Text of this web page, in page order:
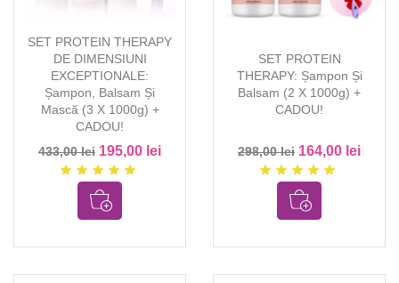
SET PROTEIN THERAPY
DE DIMENSIUNI
EXCEPTIONALE:
Șampon, Balsam Și
Mască (3 X 1000g) +
CADOU!
433,00 lei 195,00 lei
star star star star star
SET PROTEIN
THERAPY: Șampon Și
Balsam (2 X 1000g) +
CADOU!
298,00 lei 164,00 lei
star star star star star